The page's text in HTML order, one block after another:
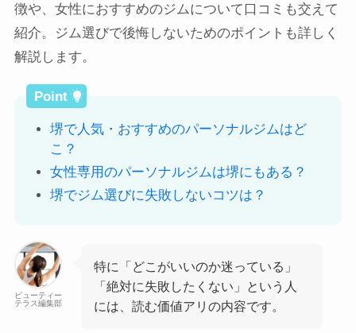
徴や、女性におすすめのジムについて口コミも交えて
紹介。ジム選びで後悔しないためのポイントも詳しく
解説します。
堺で人気・おすすめのパーソナルジムはど
こ？
女性専用のパーソナルジムは堺にもある？
堺でジム選びに失敗しないコツは？
ビューティー
テラス編集部
特に「どこがいいのか迷っている」
「絶対に失敗したくない」という人
には、読む価値アリの内容です。